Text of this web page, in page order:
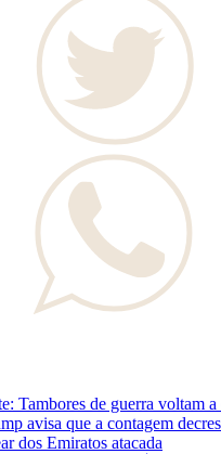
Tambores de guerra voltam
avisa que a contagem
dos Emiratos atacada